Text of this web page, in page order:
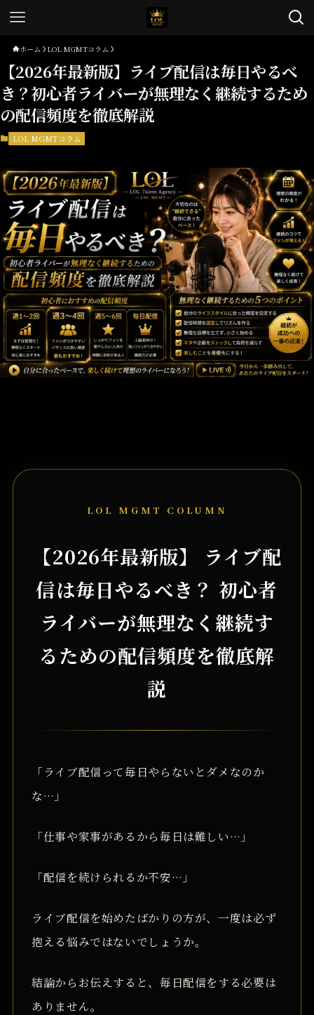
ホーム LOL MGMTコラム
【2026年最新版】ライブ配信は毎日やるべ
き？初心者ライバーが無理なく継続するため
の配信頻度を徹底解説
LOL MGMTコラム
LOL MGMT COLUMN
【2026年最新版】 ライブ配
信は毎日やるべき？ 初心者
ライバーが無理なく継続す
るための配信頻度を徹底解
説
「ライブ配信って毎日やらないとダメなのか
な…」
「仕事や家事があるから毎日は難しい…」
「配信を続けられるか不安…」
ライブ配信を始めたばかりの方が、一度は必ず
抱える悩みではないでしょうか。
結論からお伝えすると、毎日配信をする必要は
ありません。